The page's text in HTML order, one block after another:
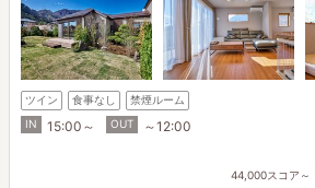
ツイン 食事なし
禁煙ルーム
IN
15:00～ OUT ～12:00
44,000スコア～